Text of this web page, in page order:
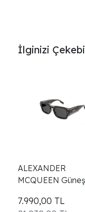
İlginizi
ALEXANDER
MCQUEEN Güneş
7.990,00 TL